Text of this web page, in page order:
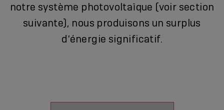
notre système photovoltaïque (voir section
suivante), nous produisons un surplus
d’énergie significatif.